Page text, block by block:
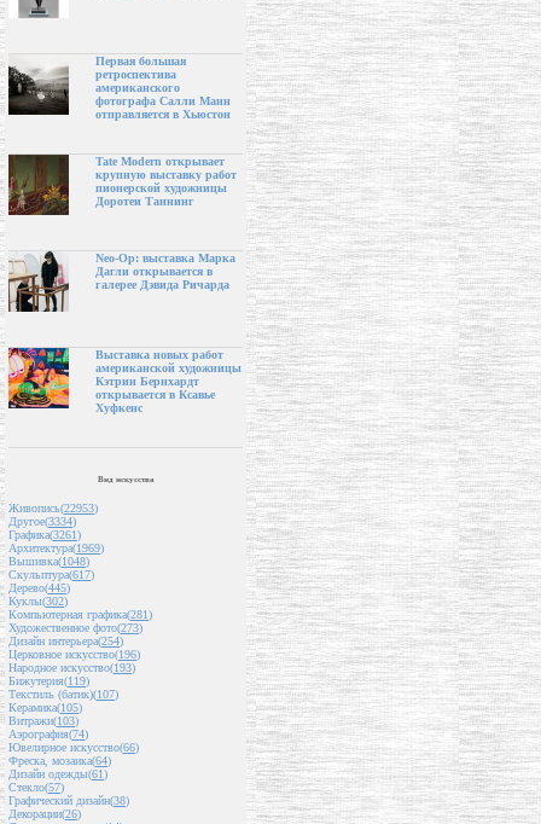
Первая большая
ретроспектива
американского
фотографа Салли Манн
отправляется в Хьюстон
Tate Modern открывает
крупную выставку работ
пионерской художницы
Доротеи Таннинг
Neo-Op: выставка Марка
Дагли открывается в
галерее Дэвида Ричарда
Выставка новых работ
американской художницы
Кэтрин Бернхардт
открывается в Ксавье
Хуфкенс
Вид искусства
Живопись(22953)
Другое(3334)
Графика(3261)
Архитектура(1969)
Вышивка(1048)
Скульптура(617)
Дерево(445)
Куклы(302)
Компьютерная графика(281)
Художественное фото(273)
Дизайн интерьера(254)
Церковное искусство(196)
Народное искусство(193)
Бижутерия(119)
Текстиль (батик)(107)
Керамика(105)
Витражи(103)
Аэрография(74)
Ювелирное искусство(66)
Фреска, мозаика(64)
Дизайн одежды(61)
Стекло(57)
Графический дизайн(38)
Декорации(26)